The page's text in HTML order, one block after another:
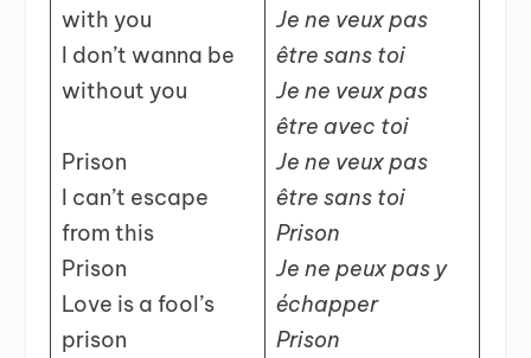
with you
I don’t wanna be
without you
Prison
I can’t escape
from this
Prison
Love is a fool’s
prison
Je ne veux pas
être sans toi
Je ne veux pas
être avec toi
Je ne veux pas
être sans toi
Prison
Je ne peux pas y
échapper
Prison